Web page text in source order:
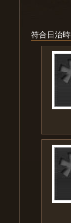
符合日治